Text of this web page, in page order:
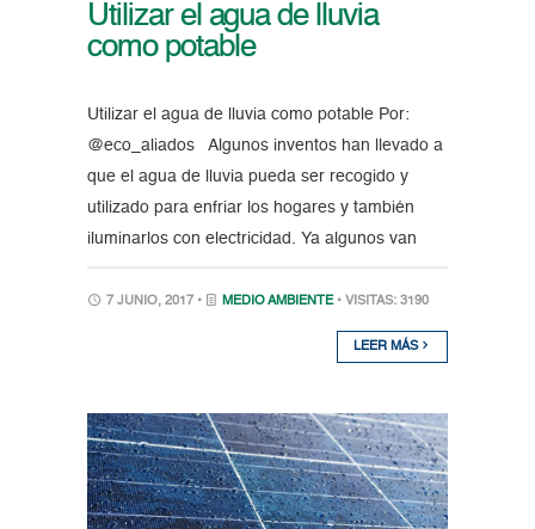
Utilizar el agua de lluvia
como potable
Utilizar el agua de lluvia como potable Por:
@eco_aliados Algunos inventos han llevado a
que el agua de lluvia pueda ser recogido y
utilizado para enfriar los hogares y también
iluminarlos con electricidad. Ya algunos van
7 JUNIO, 2017 • MEDIO AMBIENTE • VISITAS: 3190
LEER MÁS